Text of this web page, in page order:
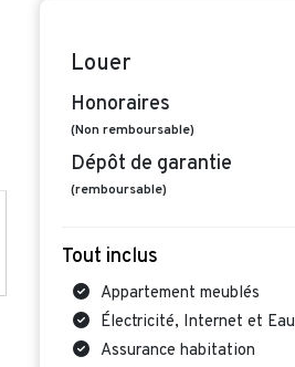
Louer
Honoraires
(Non remboursable)
Dépôt de garantie
(remboursable)
Tout inclus
Appartement meublés
Électricité, Internet et Eau
Assurance habitation